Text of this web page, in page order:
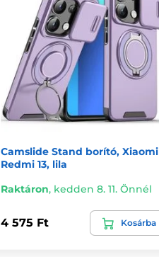
Camslide Stand borító, Xiaomi
Redmi 13, lila
Raktáron, kedden 8. 11. Önnél
4 575 Ft Kosárba